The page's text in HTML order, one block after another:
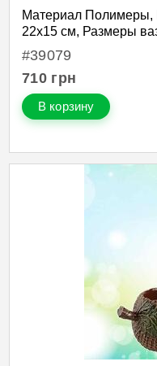
Материал Полимеры,
22х15 см, Размеры
#39079
710 грн
В корзину